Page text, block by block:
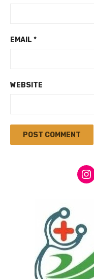
EMAIL *
WEBSITE